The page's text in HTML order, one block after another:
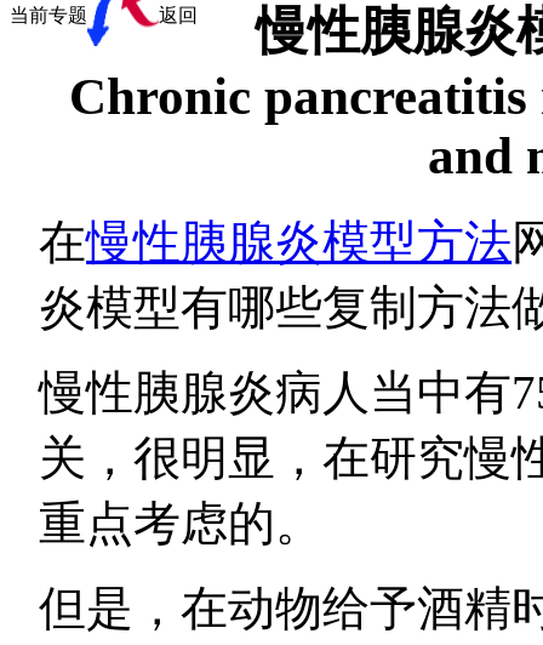
当前专题 返回
慢性胰腺炎
Chronic
and
在慢性胰腺炎模型方法
炎模型有哪些复制方法
慢性胰腺炎病人当中有
关，很明显，在研究慢
重点考虑的。
但是，在动物给予酒精